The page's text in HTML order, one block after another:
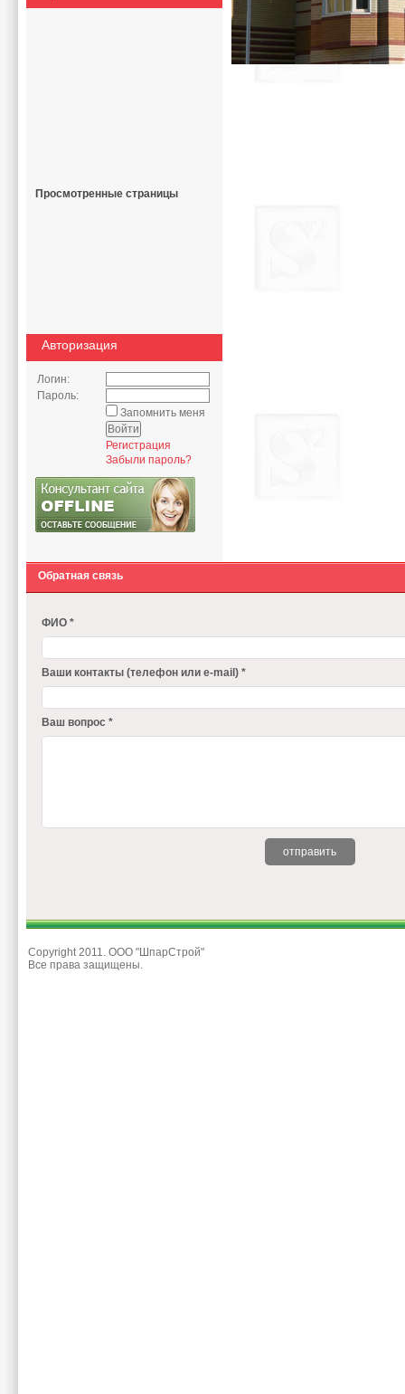
Просмотренные страницы
Авторизация
Логин:
Пароль:
Запомнить меня
Регистрация
Забыли пароль?
Обратная связь
ФИО *
Ваши контакты (телефон или e-mail) *
Ваш вопрос *
Copyright 2011. ООО "ШпарСтрой"
Все права защищены.